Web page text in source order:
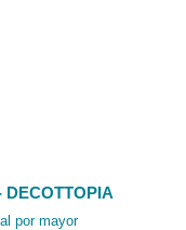
DECOTTOPIA
por mayor